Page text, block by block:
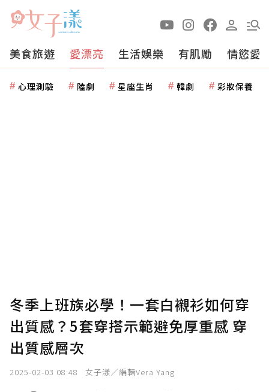
美食旅遊 愛漂亮 生活娛樂 有肌勵 情慾愛
心理測驗 陸劇 星座生肖 韓劇 彩妝保養
冬季上班族必學！一套白襯衫如何穿
出質感？5套穿搭示範避免厚重感 穿
出質感層次
2025-02-03 08:48 女子漾／編輯Vera Yang